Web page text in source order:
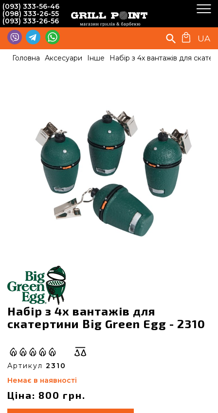
(093) 333-56-46
(098) 333-26-55
(093) 333-26-56
UA
Головна Аксесуари Інше Набір з 4х вантажів для
Набір з 4х вантажів для
скатертини Big Green Egg - 2310
Артикул 2310
Немає в наявності
Ціна: 800 грн.